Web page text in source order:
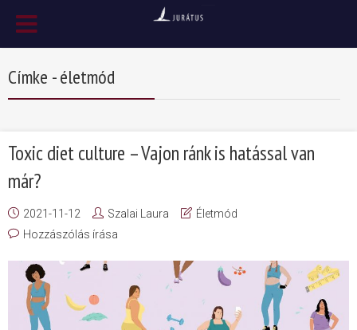
Címke - életmód
Toxic diet culture – Vajon ránk is hatással van
már?
2021-11-12 Szalai Laura
Életmód
Hozzászólás írása